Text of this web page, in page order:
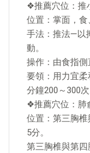
❖推薦穴位：推
位置：掌面，食
手法：推法—以
動。
操作：由食指側
要領：用力宜
分鐘200～300次
❖推薦穴位：肺
位置：第三胸
5分。
第三胸椎與第